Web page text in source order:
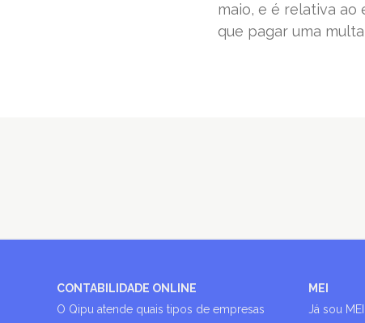
maio, e é relativa ao
que pagar uma
CONTABILIDADE ONLINE
O Qipu atende quais tipos de empresas
MEI
Já sou MEI